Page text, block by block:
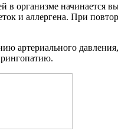
организме начинается
и аллергена. При
артериального